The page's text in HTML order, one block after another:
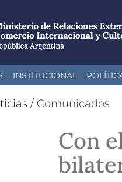
INSTITUCIONAL
/ Comunicados
Con